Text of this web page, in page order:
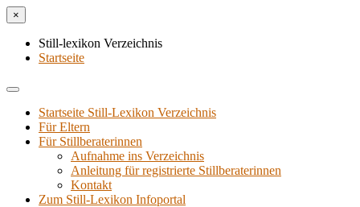
×
Still-lexikon Verzeichnis
Startseite
Startseite Still-Lexikon Verzeichnis
Für Eltern
Für Stillberaterinnen
Aufnahme ins Verzeichnis
Anlei­tung für regis­trier­te Stillberaterinnen
Kon­takt
Zum Still-Lexikon Infoportal